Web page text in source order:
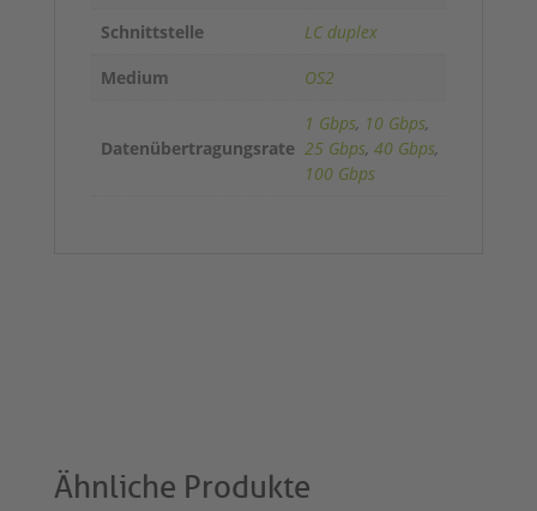
Schnittstelle
LC duplex
Medium
OS2
Datenübertragungsrate
1 Gbps, 10 Gbps,
25 Gbps, 40 Gbps,
100 Gbps
Ähnliche Produkte